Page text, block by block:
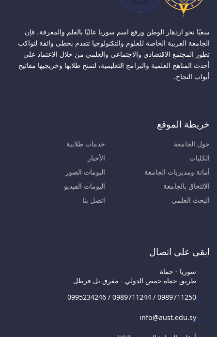
سعيًا نحو ازدهار الوطن ورفع اسم سوريا عاليًا بالعلم والمعرفة، فإن
الجامعة العربية الخاصة للعلوم والتكنولوجيا تتقدم بخطى واثقة لتواكب
تطور المجتمع الاقتصادي والاجتماعي والعلمي من خلال الاعتماد على
أحدث المناهج العلمية والبرامج التعليمية، لتمنح طلابها وخريجيها مفاتيح
أبواب النجاح.
خريطة الموقع
حول الجامعة
الكليات
أمانة ومديريات الجامعة
الالتحاق بالجامعة
البحث العلمي
خدمات طلابية
الأخبار
البومات الصور
البومات الفيديو
اتصل بنا
ابقى على اتصال
سوريا - حماة
طريق حماة حمص الدولي - مفرق تل قرطل
0995234246 / 0989711244 / 0989711250
info@aust.edu.sy